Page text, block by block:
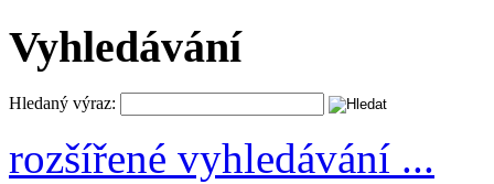
Vyhledávání
Hledaný výraz:
rozšířené vyhledávání ...